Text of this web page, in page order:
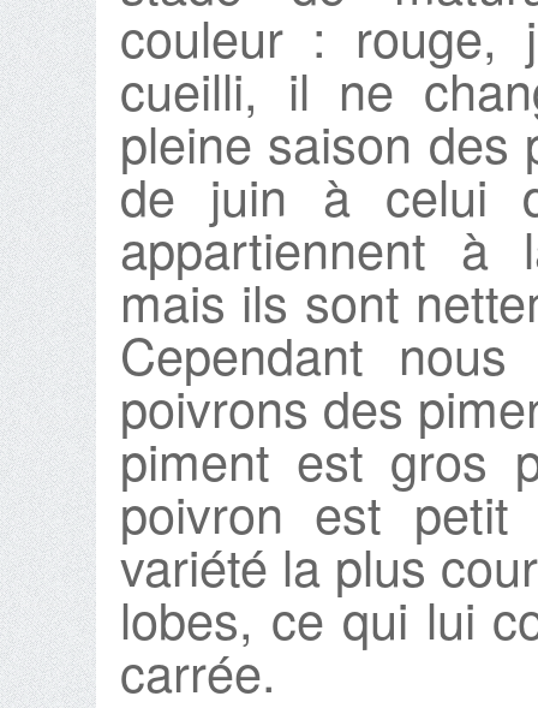
couleur : rouge,
cueilli, il ne
pleine saison des
de juin à celui
appartiennent à
mais ils sont
Cependant
poivrons des
piment est gros
poivron est
variété la plus
lobes, ce qui lui
carrée.